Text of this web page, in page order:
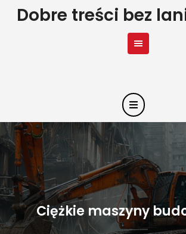
SkipDobre treści bez
Ciężkie maszyny